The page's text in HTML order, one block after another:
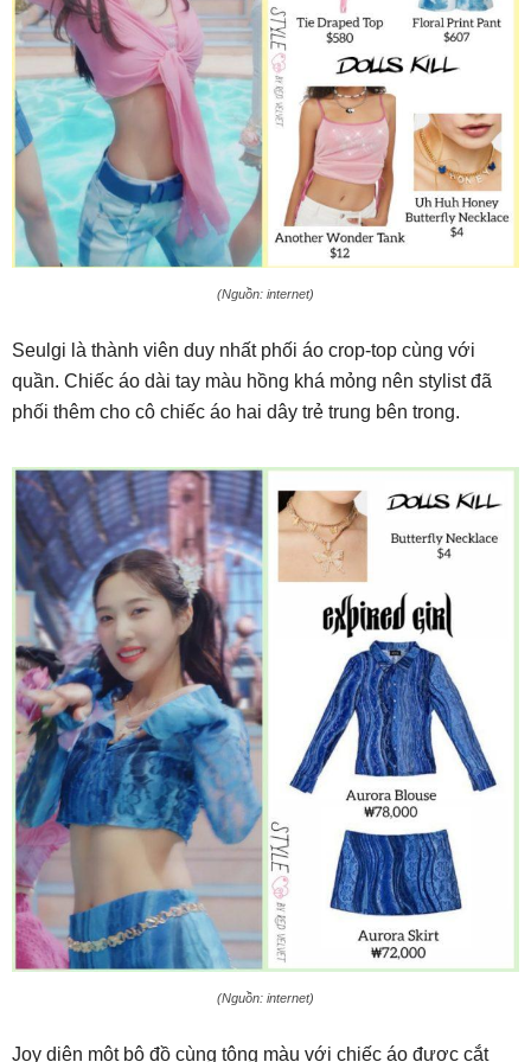
(Nguồn: internet)
Seulgi là thành viên duy nhất phối áo crop-top cùng với
quần. Chiếc áo dài tay màu hồng khá mỏng nên stylist đã
phối thêm cho cô chiếc áo hai dây trẻ trung bên trong.
(Nguồn: internet)
Joy diện một bộ đồ cùng tông màu với chiếc áo được cắt